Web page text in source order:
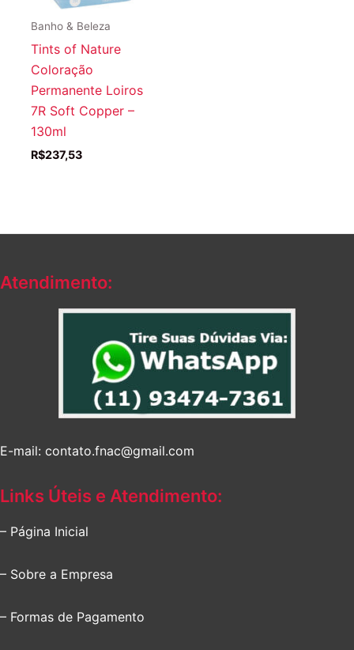
Banho & Beleza
Tints of Nature
Coloração
Permanente Loiros
7R Soft Copper –
130ml
R$237,53
Atendimento:
E-mail: contato.fnac@gmail.com
Links Úteis e Atendimento:
– Página Inicial
– Sobre a Empresa
– Formas de Pagamento